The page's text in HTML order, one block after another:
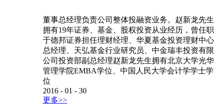
董事总经理负责公司整体投融资业务。赵新龙先生
拥有19年证券、基金、股权投资从业经历，曾任职
于德邦证券担任理财经理、华夏基金投资理财中心
总经理、天弘基金行业研究员、中金瑞丰投资有限
公司投资部副总经理赵新龙先生拥有北京大学光华
管理学院EMBA学位、中国人民大学会计学学士学
位
2016 - 01 - 30
更多>>